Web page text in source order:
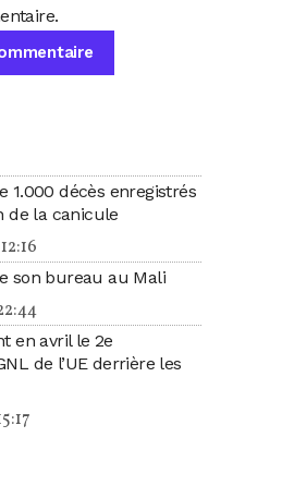
1.000 décès enregistrés
de la canicule
son bureau au Mali
en avril le 2e
de l’UE derrière les